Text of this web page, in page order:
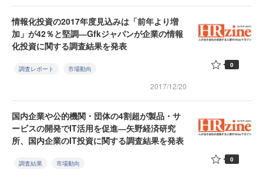
情報化投資の2017年度見込みは「前年より増
加」が42％と堅調―Gfkジャパンが企業の情報
化投資に関する調査結果を発表
調査レポート 市場動向
2017/12/20
0
国内企業や公的機関・団体の4割超が製品・サ
ービスの開発でIT活用を促進―矢野経済研究
所、国内企業のIT投資に関する調査結果を発表
調査結果 市場動向
0